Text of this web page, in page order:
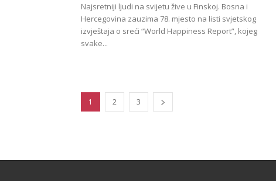
Najsretniji ljudi na svijetu žive u Finskoj. Bosna i
Hercegovina zauzima 78. mjesto na listi svjetskog
izvještaja o sreći “World Happiness Report”, kojeg
svake...
1 2 3